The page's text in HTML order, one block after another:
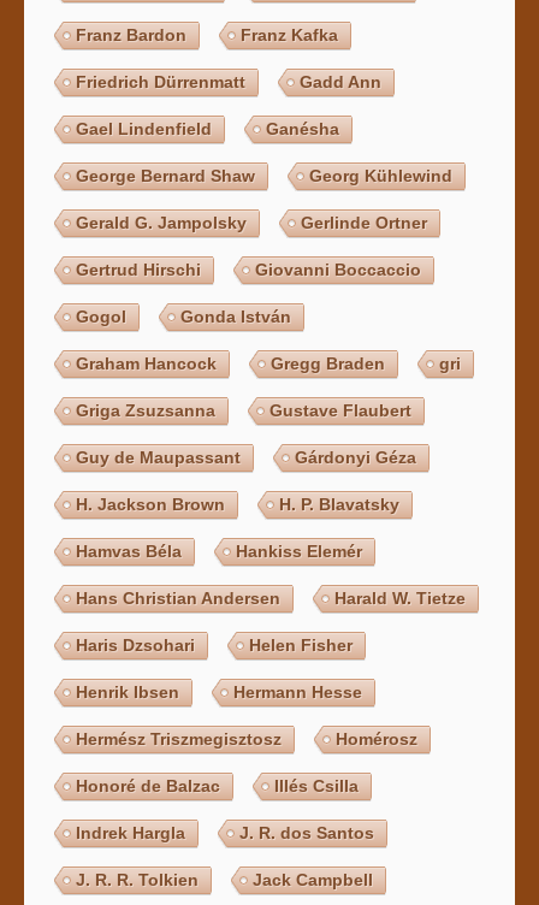
Franz Bardon Franz Kafka
Friedrich Dürrenmatt Gadd Ann
Gael Lindenfield Ganésha
George Bernard Shaw Georg Kühlewind
Gerald G. Jampolsky Gerlinde Ortner
Gertrud Hirschi Giovanni Boccaccio
Gogol Gonda István
Graham Hancock Gregg Braden gri
Griga Zsuzsanna Gustave Flaubert
Guy de Maupassant Gárdonyi Géza
H. Jackson Brown H. P. Blavatsky
Hamvas Béla Hankiss Elemér
Hans Christian Andersen Harald W. Tietze
Haris Dzsohari Helen Fisher
Henrik Ibsen Hermann Hesse
Hermész Triszmegisztosz Homérosz
Honoré de Balzac Illés Csilla
Indrek Hargla J. R. dos Santos
J. R. R. Tolkien Jack Campbell